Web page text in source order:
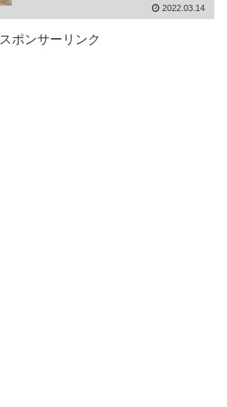
2022.03.14
スポンサーリンク